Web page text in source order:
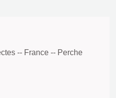
-- France -- Perche